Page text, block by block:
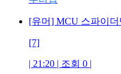
[유머] MCU 스파이
[7]
| 21:20 | 조회 0 |